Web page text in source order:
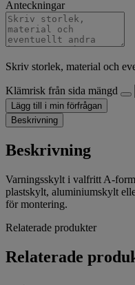
Anteckningar
Skriv storlek, material och
Klämrisk från sida mängd
Lägg till i min förfrågan
Beskrivning
Beskrivning
Varningsskylt i valfritt A-
plastskylt, aluminiumskylt
för montering.
Relaterade produkter
Relaterade